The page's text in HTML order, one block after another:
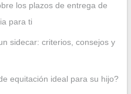
los plazos de entrega de
para ti
sidecar: criterios, consejos y
equitación ideal para su hijo?